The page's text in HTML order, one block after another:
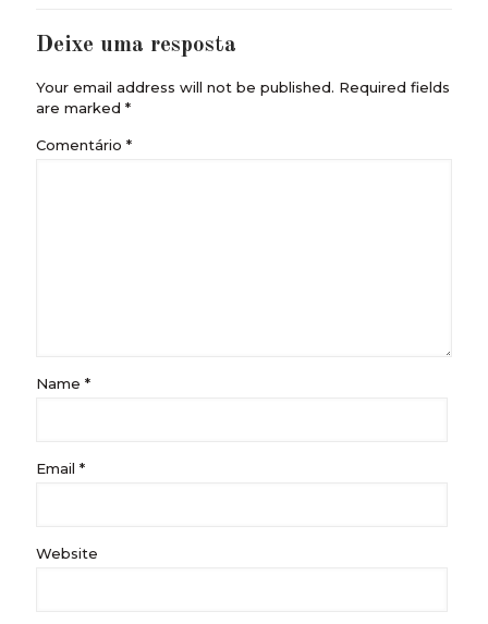
Deixe uma resposta
Your email address will not be published. Required fields
are marked *
Comentário *
Name *
Email *
Website